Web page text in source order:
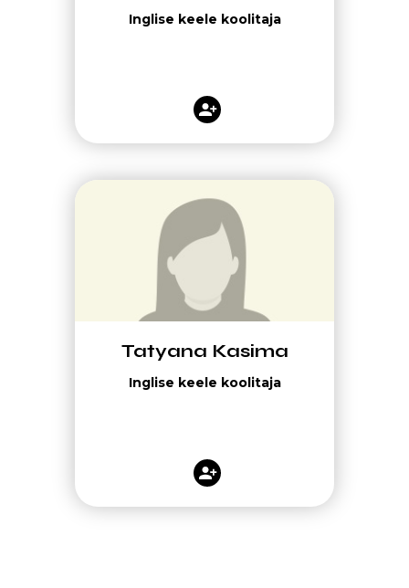
Inglise keele koolitaja
Tatyana Kasima
Inglise keele koolitaja